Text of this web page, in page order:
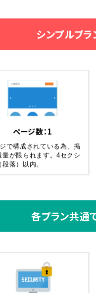
シンプルプ
ページ数：1
で構成されている為、掲
量が限られます。4セクシ
段落）以内。
各プラン共通